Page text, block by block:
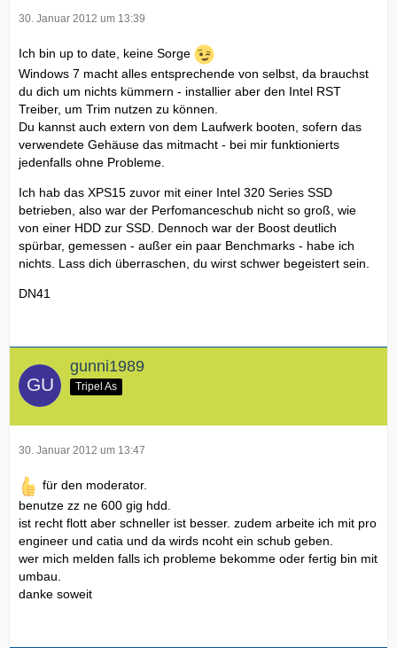
30. Januar 2012 um 13:39
Ich bin up to date, keine Sorge
Windows 7 macht alles entsprechende von selbst, da brauchst
du dich um nichts kümmern - installier aber den Intel RST
Treiber, um Trim nutzen zu können.
Du kannst auch extern von dem Laufwerk booten, sofern das
verwendete Gehäuse das mitmacht - bei mir funktionierts
jedenfalls ohne Probleme.
Ich hab das XPS15 zuvor mit einer Intel 320 Series SSD
betrieben, also war der Perfomanceschub nicht so groß, wie
von einer HDD zur SSD. Dennoch war der Boost deutlich
spürbar, gemessen - außer ein paar Benchmarks - habe ich
nichts. Lass dich überraschen, du wirst schwer begeistert sein.
DN41
gunni1989
Tripel As
30. Januar 2012 um 13:47
für den moderator.
benutze zz ne 600 gig hdd.
ist recht flott aber schneller ist besser. zudem arbeite ich mit pro
engineer und catia und da wirds ncoht ein schub geben.
wer mich melden falls ich probleme bekomme oder fertig bin mit
umbau.
danke soweit